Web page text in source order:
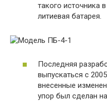
такого источника
литиевая батарея.
Последняя
выпускаться с
внесенные
упор был сделан